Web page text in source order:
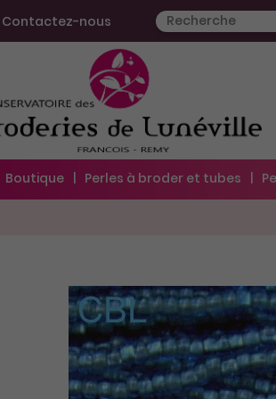
Contactez-nous
Boutique Perles à broder et tubes